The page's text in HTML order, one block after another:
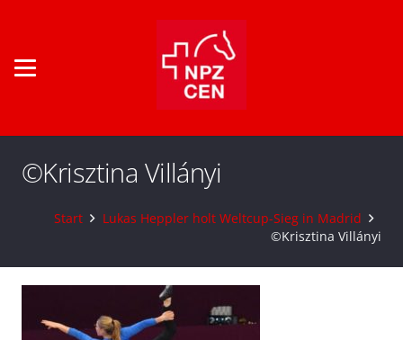
©Krisztina Villányi
Start
Lukas Heppler holt Weltcup-Sieg in Madrid
©Krisztina Villányi